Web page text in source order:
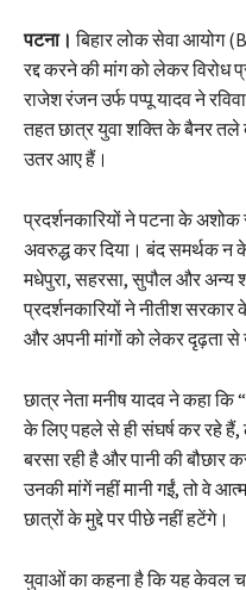
पटना। बिहार लोक सेवा आयोग
रद्द करने की मांग को लेकर विरोध
राजेश रंजन उर्फ पप्पू यादव ने
तहत छात्र युवा शक्ति के बैनर
उतर आए हैं।
प्रदर्शनकारियों ने पटना के
अवरुद्ध कर दिया। बंद समर्थक न
मधेपुरा, सहरसा, सुपौल और अन्य
प्रदर्शनकारियों ने नीतीश
और अपनी मांगों को लेकर दृढ़ता
छात्र नेता मनीष यादव ने कहा कि
के लिए पहले से ही संघर्ष कर रहे
बरसा रही है और पानी की बौछार
उनकी मांगें नहीं मानी गईं, तो वे
छात्रों के मुद्दे पर पीछे नहीं हटेंगे।
युवाओं का कहना है कि यह केवल